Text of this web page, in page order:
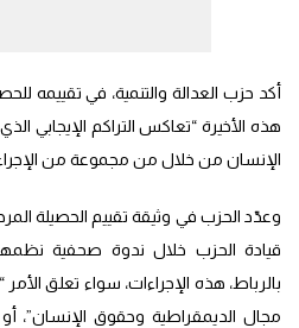
أكد حزب العدالة والتنمية، في تقييمه
هذه الأخيرة “تعاكس التراكم
الإنسان من خلال من مجموعة من
وعدّد الحزب في وثيقة تقييم الحصيلة
بالرباط، هذه الإجراءات، سواء تعلق
مجال الديمقراطية وحقوق الإنسان”، أو